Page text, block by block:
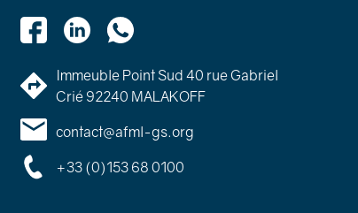
Immeuble Point Sud 40 rue Gabriel
Crié 92240 MALAKOFF
contact@afml-gs.org
+33 (0)153 68 0100